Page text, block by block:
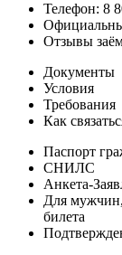
Телефон: 8
Отзывы
Документы
Условия
Требования
Как
Паспорт
СНИЛС
Анкета-
Для
билета